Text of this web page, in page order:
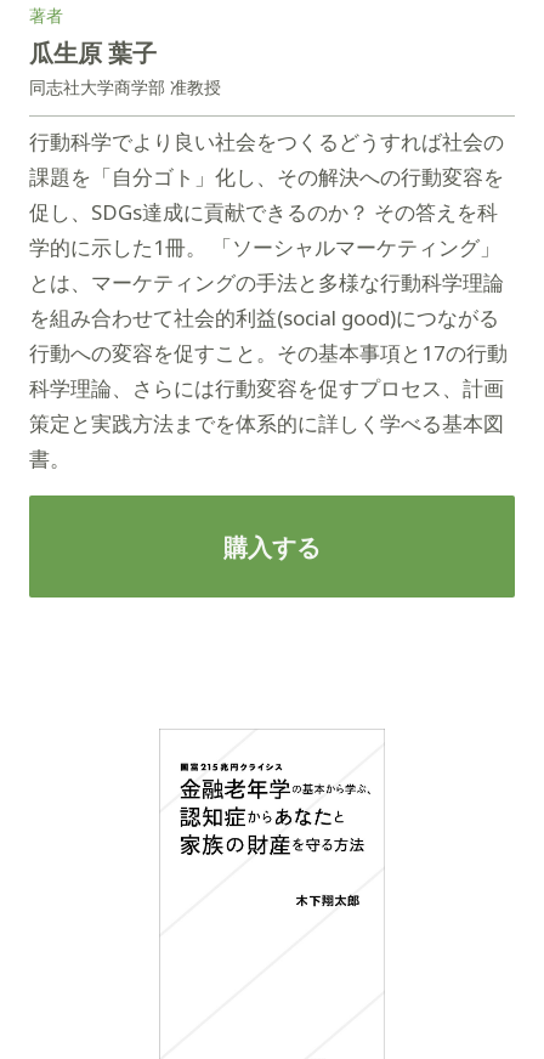
購入する
著者
瓜生原 葉子
同志社大学商学部 准教授
行動科学でより良い社会をつくるどうすれば社会の
課題を「自分ゴト」化し、その解決への行動変容を
促し、SDGs達成に貢献できるのか？ その答えを科
学的に示した1冊。 「ソーシャルマーケティング」
とは、マーケティングの手法と多様な行動科学理論
を組み合わせて社会的利益(social good)につながる
行動への変容を促すこと。その基本事項と17の行動
科学理論、さらには行動変容を促すプロセス、計画
策定と実践方法までを体系的に詳しく学べる基本図
書。